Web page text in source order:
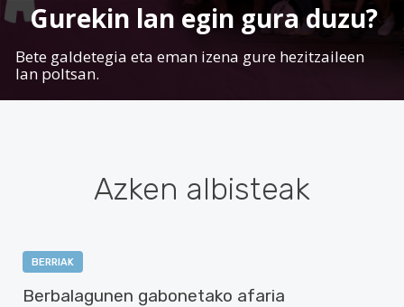
Gurekin lan egin gura duzu?
Bete galdetegia eta eman izena gure hezitzaileen
lan poltsan.
Azken albisteak
BERRIAK
Berbalagunen gabonetako afaria